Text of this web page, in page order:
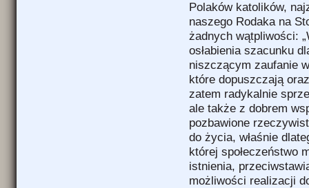
Polaków katolików,
naszego Rodaka na
żadnych wątpliwości:
osłabienia szacunku
niszczącym zaufanie
które dopuszczają
zatem radykalnie
ale także z dobrem
pozbawione
do życia, właśnie
której społeczeństwo
istnienia,
możliwości realizacji